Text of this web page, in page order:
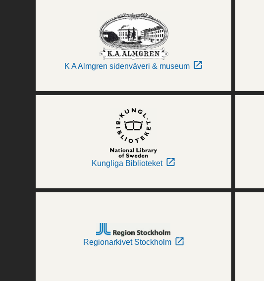
K A Almgren sidenväveri & museum
Kungliga Biblioteket
Regionarkivet Stockholm